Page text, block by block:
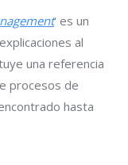
‘ es un
al
una referencia
procesos de
hasta